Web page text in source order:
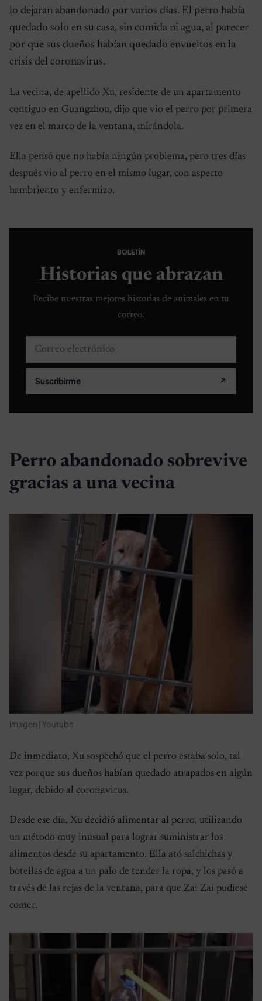
lo dejaran abandonado por varios días. El perro había
quedado solo en su casa, sin comida ni agua, al parecer
por que sus dueños habían quedado envueltos en la
crisis del coronavirus.
La vecina, de apellido Xu, residente de un apartamento
contiguo en Guangzhou, dijo que vio el perro por primera
vez en el marco de la ventana, mirándola.
Ella pensó que no había ningún problema, pero tres días
después vio al perro en el mismo lugar, con aspecto
hambriento y enfermizo.
BOLETÍN
Historias que abrazan
Recibe nuestras mejores historias de animales en tu
correo.
Correo electrónico
Suscribirme ↗
Perro abandonado sobrevive
gracias a una vecina
Imagen | Youtube
De inmediato, Xu sospechó que el perro estaba solo, tal
vez porque sus dueños habían quedado atrapados en algún
lugar, debido al coronavirus.
Desde ese día, Xu decidió alimentar al perro, utilizando
un método muy inusual para lograr suministrar los
alimentos desde su apartamento. Ella ató salchichas y
botellas de agua a un palo de tender la ropa, y los pasó a
través de las rejas de la ventana, para que Zai Zai pudiese
comer.